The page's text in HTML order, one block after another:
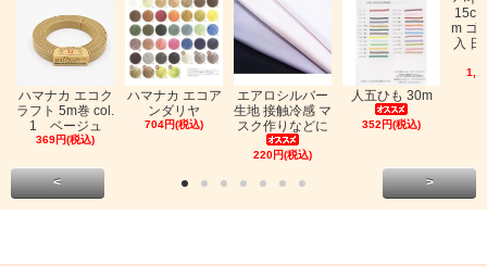
ハマナカ エコク
ラフト 5m巻 col.
1 ベージュ
369円(税込)
ハマナカ エコア
ンダリヤ
704円(税込)
エアロシルバー
生地 接触冷感 マ
スク作りなどに
220円(税込)
人五ひも 30m
352円(税込)
m ゴ
入
< >